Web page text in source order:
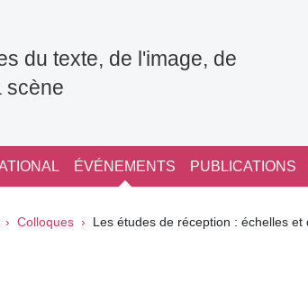
du texte, de l'image, de
scène
ÉVÉNEMENTS PUBLICATIONS
Colloques Les études de réception : échelles et